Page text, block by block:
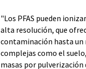
"Los PFAS pueden
alta resolución, que
contaminación hasta un
complejas como el
masas por pulverización